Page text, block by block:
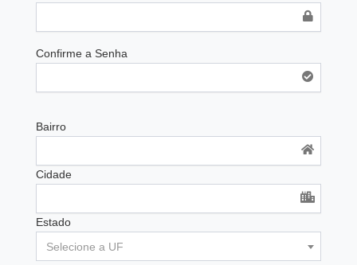
Confirme a Senha
Bairro
Cidade
Estado
Selecione a UF